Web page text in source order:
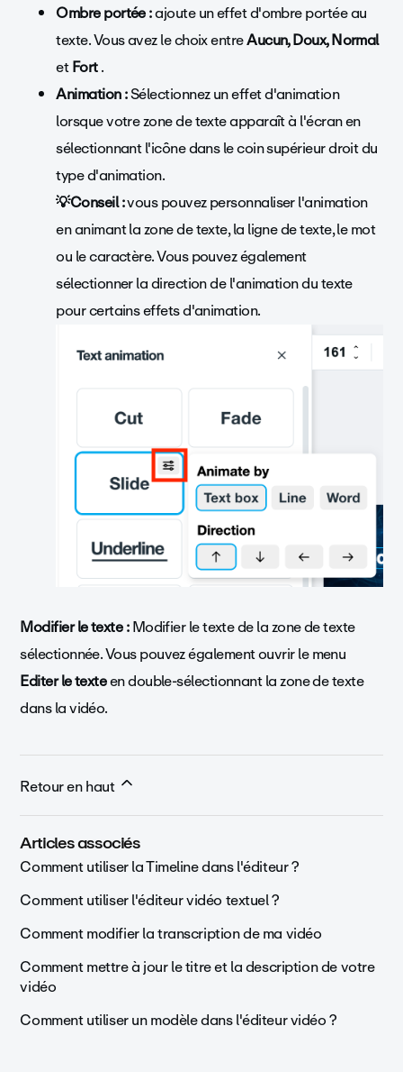
Ombre portée :ajoute un effet d'ombre portée au
texte. Vous avez le choix entreAucun, Doux, Normal
etFort.
Animation :Sélectionnez un effet d'animation
lorsque votre zone de texte apparaît à l'écran en
sélectionnant l'icône dans le coin supérieur droit du
type d'animation.
💡Conseil :vous pouvez personnaliser l'animation
en animant la zone de texte, la ligne de texte, le mot
ou le caractère. Vous pouvez également
sélectionner la direction de l'animation du texte
pour certains effets d'animation.
Modifier le texte :Modifier le texte de la zone de texte
sélectionnée. Vous pouvez également ouvrir le menu
Editer le texteen double-sélectionnant la zone de texte
dans la vidéo.
Retour en haut
Articles associés
Comment utiliser la Timeline dans l'éditeur ?
Comment utiliser l'éditeur vidéo textuel ?
Comment modifier la transcription de ma vidéo
Comment mettre à jour le titre et la description de votre
vidéo
Comment utiliser un modèle dans l'éditeur vidéo ?